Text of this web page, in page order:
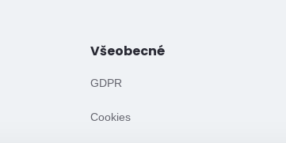
Všeobecné
GDPR
Cookies